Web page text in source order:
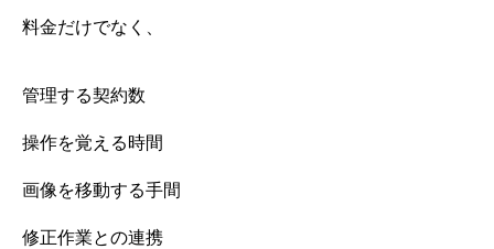
料金だけでなく、
管理する契約数
操作を覚える時間
画像を移動する手間
修正作業との連携